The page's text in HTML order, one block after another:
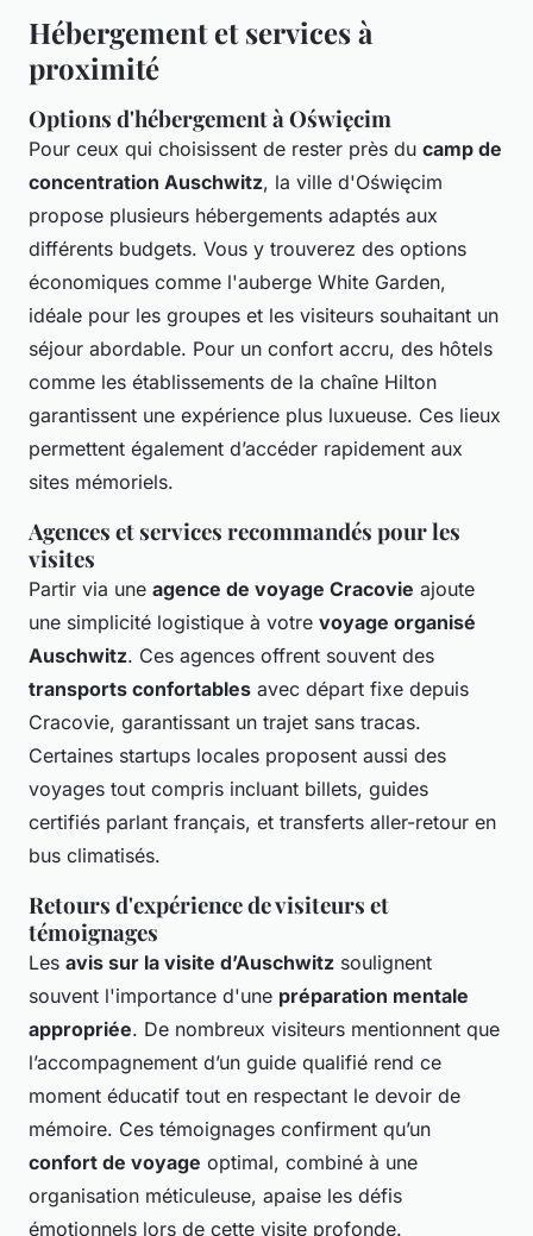
Hébergement et services à
proximité
Options d'hébergement à Oświęcim
Pour ceux qui choisissent de rester près du camp de
concentration Auschwitz, la ville d'Oświęcim
propose plusieurs hébergements adaptés aux
différents budgets. Vous y trouverez des options
économiques comme l'auberge White Garden,
idéale pour les groupes et les visiteurs souhaitant un
séjour abordable. Pour un confort accru, des hôtels
comme les établissements de la chaîne Hilton
garantissent une expérience plus luxueuse. Ces lieux
permettent également d’accéder rapidement aux
sites mémoriels.
Agences et services recommandés pour les
visites
Partir via une agence de voyage Cracovie ajoute
une simplicité logistique à votre voyage organisé
Auschwitz. Ces agences offrent souvent des
transports confortables avec départ fixe depuis
Cracovie, garantissant un trajet sans tracas.
Certaines startups locales proposent aussi des
voyages tout compris incluant billets, guides
certifiés parlant français, et transferts aller-retour en
bus climatisés.
Retours d'expérience de visiteurs et
témoignages
Les avis sur la visite d’Auschwitz soulignent
souvent l'importance d'une préparation mentale
appropriée. De nombreux visiteurs mentionnent que
l’accompagnement d’un guide qualifié rend ce
moment éducatif tout en respectant le devoir de
mémoire. Ces témoignages confirment qu’un
confort de voyage optimal, combiné à une
organisation méticuleuse, apaise les défis
émotionnels lors de cette visite profonde.